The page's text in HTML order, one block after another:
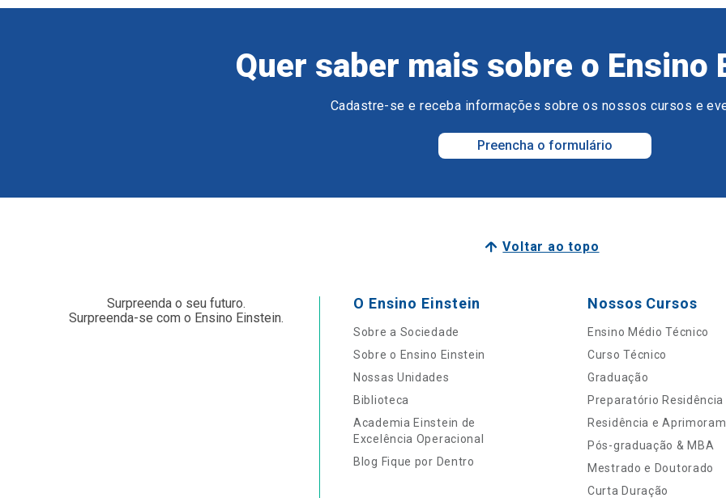
Quer saber mais sobre o Ensino
Cadastre-se e receba informações sobre os nossos cursos e
Preencha o formulário
Voltar ao topo
Surpreenda o seu futuro.
Surpreenda-se com o Ensino Einstein.
O Ensino Einstein
Sobre a Sociedade
Sobre o Ensino Einstein
Nossas Unidades
Biblioteca
Academia Einstein de
Excelência Operacional
Blog Fique por Dentro
Nossos Cursos
Ensino Médio Técnico
Curso Técnico
Graduação
Preparatório Residência
Residência e
Pós-graduação & MBA
Mestrado e Doutorado
Curta Duração